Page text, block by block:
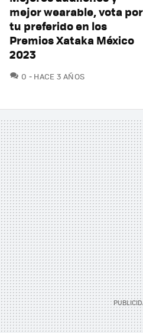
mejor wearable, vota por
tu preferido en los
Premios Xataka México
2023
0 COMENTARIOS
HACE 3 AÑOS